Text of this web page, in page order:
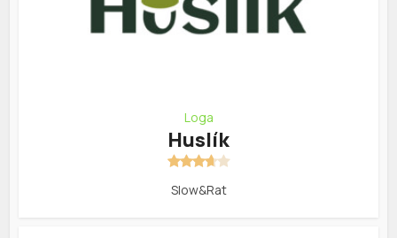
Loga
Huslík
Slow&Rat